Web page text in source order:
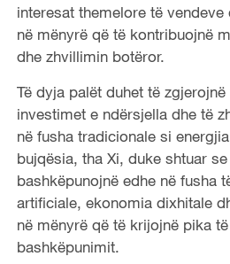
interesat themelore të
në mënyrë që të kontribuojnë
dhe zhvillimin botëror.
Të dyja palët duhet të
investimet e ndërsjella dhe të
në fusha tradicionale si
bujqësia, tha Xi, duke shtuar
bashkëpunojnë edhe në fusha
artificiale, ekonomia dixhitale
në mënyrë që të krijojnë pika
bashkëpunimit.